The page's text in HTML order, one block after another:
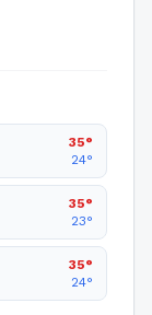
35°
24°
35°
23°
35°
24°